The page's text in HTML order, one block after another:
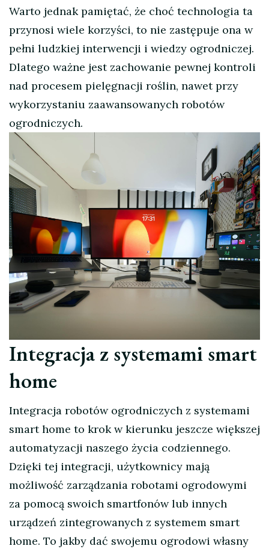
Warto jednak pamiętać, że choć technologia ta
przynosi wiele korzyści, to nie zastępuje ona w
pełni ludzkiej interwencji i wiedzy ogrodniczej.
Dlatego ważne jest zachowanie pewnej kontroli
nad procesem pielęgnacji roślin, nawet przy
wykorzystaniu zaawansowanych robotów
ogrodniczych.
Integracja z systemami smart
home
Integracja robotów ogrodniczych z systemami
smart home to krok w kierunku jeszcze większej
automatyzacji naszego życia codziennego.
Dzięki tej integracji, użytkownicy mają
możliwość zarządzania robotami ogrodowymi
za pomocą swoich smartfonów lub innych
urządzeń zintegrowanych z systemem smart
home. To jakby dać swojemu ogrodowi własny